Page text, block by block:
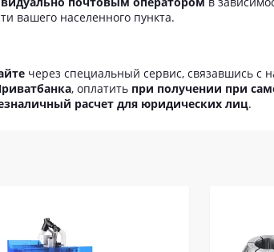
вашего населенного пункта.
через специальный сервис, связавшись с
, оплатить при получении при
расчет для юридических лиц.